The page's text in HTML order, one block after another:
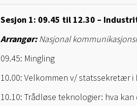
Sesjon 1: 09.45 til 12.30 –
Arrangør:Nasjonal
09.45: Mingling
10.00: Velkommen v/ statssekretær
10.10: Trådløse teknologier: hva